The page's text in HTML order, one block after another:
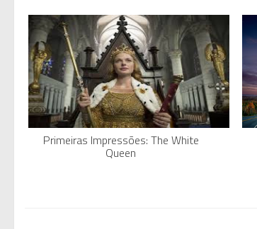
Primeiras Impressões: The White
Queen